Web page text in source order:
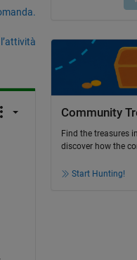
Community
Find the treasures
discover how the
Start Hunting!